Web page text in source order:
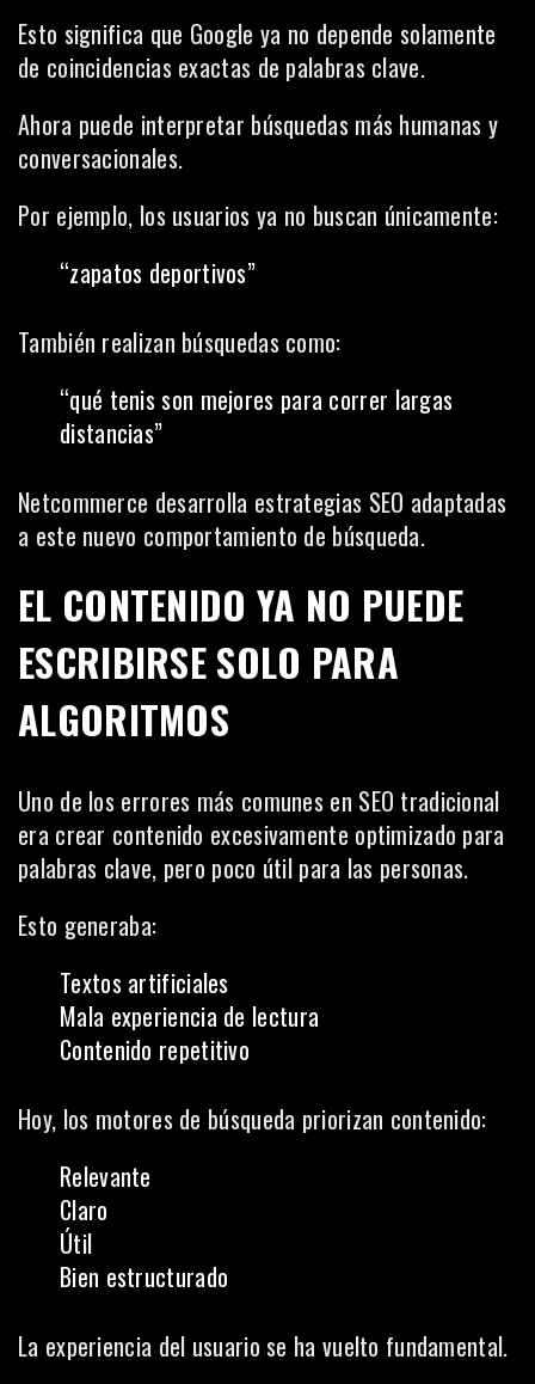
Esto significa que Google ya no depende solamente
de coincidencias exactas de palabras clave.
Ahora puede interpretar búsquedas más humanas y
conversacionales.
Por ejemplo, los usuarios ya no buscan únicamente:
“zapatos deportivos”
También realizan búsquedas como:
“qué tenis son mejores para correr largas
distancias”
Netcommerce desarrolla estrategias SEO adaptadas
a este nuevo comportamiento de búsqueda.
EL CONTENIDO YA NO PUEDE
ESCRIBIRSE SOLO PARA
ALGORITMOS
Uno de los errores más comunes en SEO tradicional
era crear contenido excesivamente optimizado para
palabras clave, pero poco útil para las personas.
Esto generaba:
Textos artificiales
Mala experiencia de lectura
Contenido repetitivo
Hoy, los motores de búsqueda priorizan contenido:
Relevante
Claro
Útil
Bien estructurado
La experiencia del usuario se ha vuelto fundamental.